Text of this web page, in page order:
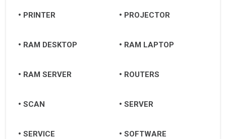
PRINTER PROJECTOR
RAM DESKTOP RAM LAPTOP
RAM SERVER ROUTERS
SCAN SERVER
SERVICE SOFTWARE